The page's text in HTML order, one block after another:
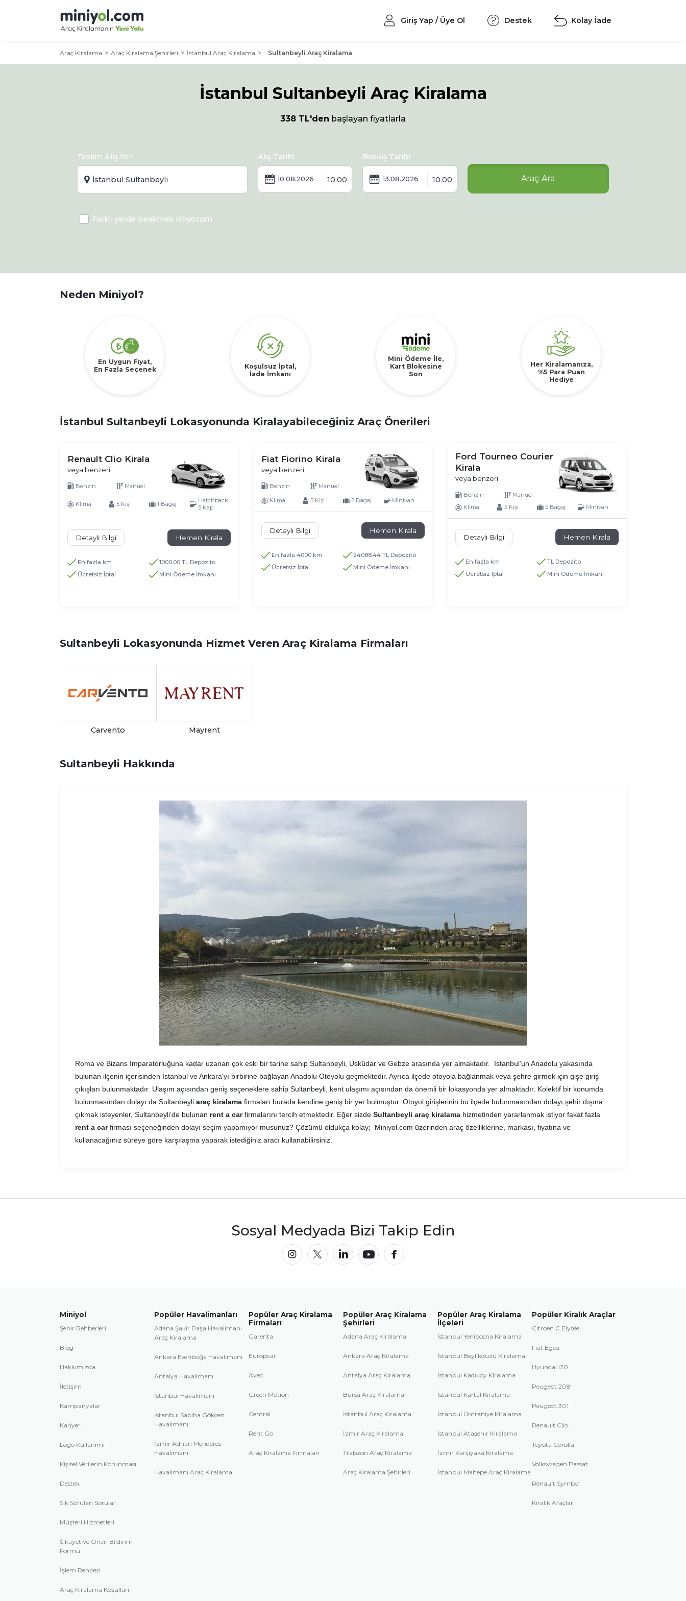
Giriş Yap / Üye Ol Destek Kolay İade
Araç Kiralama Araç Kiralama Şehirleri İstanbul Araç Kiralama Sultanbeyli Araç Kiralama
İstanbul Sultanbeyli Araç Kiralama
338 TL'den başlayan fiyatlarla
Teslim Alış Yeri Alış Tarihi Bırakış Tarihi
Araç Ara
Farklı yerde bırakmak istiyorum
Neden Miniyol?
En Uygun Fiyat,
En Fazla Seçenek
Koşulsuz İptal,
İade İmkanı
Mini Ödeme İle,
Kart Blokesine
Son
Her Kiralamanıza,
%5 Para Puan
Hediye
İstanbul Sultanbeyli Lokasyonunda Kiralayabileceğiniz Araç Önerileri
Renault Clio Kirala
veya benzeri
Benzin Manuel
Klima 5 Kişi 1 Bagaj
Hatchback
5 Kapı
Detaylı Bilgi Hemen Kirala
En fazla km
1000.00 TL Depozito
Ücretsiz İptal
Mini Ödeme İmkanı
Fiat Fiorino Kirala
veya benzeri
Benzin Manuel
Klima 5 Kişi 5 Bagaj Minivan
Detaylı Bilgi Hemen Kirala
En fazla 4000 km
24088.44 TL Depozito
Ücretsiz İptal
Mini Ödeme İmkanı
Ford Tourneo Courier
Kirala
veya benzeri
Benzin
Manuel
Klima
5 Kişi 5 Bagaj Minivan
Detaylı Bilgi Hemen Kirala
En fazla km
TL Depozito
Ücretsiz İptal
Mini Ödeme İmkanı
Sultanbeyli Lokasyonunda Hizmet Veren Araç Kiralama Firmaları
Carvento Mayrent
Sultanbeyli Hakkında
Roma ve Bizans İmparatorluğuna kadar uzanan çok eski bir tarihe sahip Sultanbeyli, Üsküdar ve Gebze arasında yer almaktadır. İstanbul’un Anadolu yakasında
bulunan ilçenin içerisinden İstanbul ve Ankara'yı birbirine bağlayan Anadolu Otoyolu geçmektedir. Ayrıca ilçede otoyola bağlanmak veya şehre girmek için gişe giriş
çıkışları bulunmaktadır. Ulaşım açısından geniş seçeneklere sahip Sultanbeyli, kent ulaşımı açısından da önemli bir lokasyonda yer almaktadır. Kolektif bir konumda
bulunmasından dolayı da Sultanbeyli araç kiralama firmaları burada kendine geniş bir yer bulmuştur. Otoyol girişlerinin bu ilçede bulunmasından dolayı şehir dışına
çıkmak isteyenler, Sultanbeyli’de bulunan rent a carfirmalarını tercih etmektedir. Eğer sizde Sultanbeyli araç kiralama hizmetinden yararlanmak istiyor fakat fazla
rent a carfirması seçeneğinden dolayı seçim yapamıyor musunuz? Çözümü oldukça kolay; Miniyol.com üzerinden araç özelliklerine, markası, fiyatına ve
kullanacağınız süreye göre karşılaşma yaparak istediğiniz aracı kullanabilirsiniz.
Sosyal Medyada Bizi Takip Edin
Miniyol
Şehir Rehberleri
Blog
Hakkımızda
İletişim
Kampanyalar
Kariyer
Logo Kullanımı
Kişisel Verilerin Korunması
Destek
Sık Sorulan Sorular
Müşteri Hizmetleri
Şikayet ve Öneri Bildirim
Formu
İşlem Rehberi
Araç Kiralama Koşulları
Popüler Havalimanları
Adana Şakir Paşa Havalimanı
Araç Kiralama
Ankara Esenboğa Havalimanı
Antalya Havalimanı
İstanbul Havalimanı
İstanbul Sabiha Gökçen
Havalimanı
İzmir Adnan Menderes
Havalimanı
Havalimanı Araç Kiralama
Popüler Araç Kiralama
Firmaları
Garenta
Europcar
Avec
Green Motion
Central
Rent Go
Araç Kiralama Firmaları
Popüler Araç Kiralama
Şehirleri
Adana Araç Kiralama
Ankara Araç Kiralama
Antalya Araç Kiralama
Bursa Araç Kiralama
İstanbul Araç Kiralama
İzmir Araç Kiralama
Trabzon Araç Kiralama
Araç Kiralama Şehirleri
Popüler Araç Kiralama
İlçeleri
İstanbul Yenibosna Kiralama
İstanbul Beylikdüzü Kiralama
İstanbul Kadıköy Kiralama
İstanbul Kartal Kiralama
İstanbul Ümraniye Kiralama
İstanbul Ataşehir Kiralama
İzmir Karşıyaka Kiralama
İstanbul Maltepe Araç Kiralama
Popüler Kiralık Araçlar
Citroen C Elysée
Fiat Egea
Hyundai i20
Peugeot 208
Peugeot 301
Renault Clio
Toyota Corolla
Volkswagen Passat
Renault Symbol
Kiralık Araçlar